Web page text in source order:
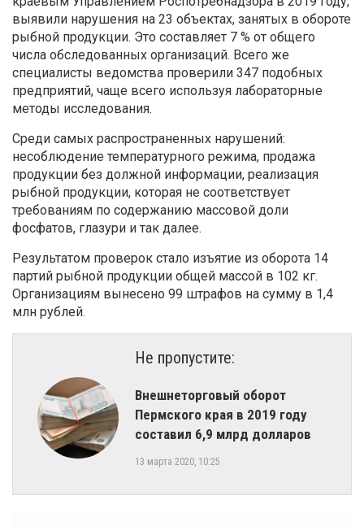
выявили нарушения на 23 объектах, занятых в обороте
рыбной продукции. Это составляет 7 % от общего
числа обследованных организаций. Всего же
специалисты ведомства проверили 347 подобных
предприятий, чаще всего используя лабораторные
методы исследования.
Среди самых распространенных нарушений:
несоблюдение температурного режима, продажа
продукции без должной информации, реализация
рыбной продукции, которая не соответствует
требованиям по содержанию массовой доли
фосфатов, глазури и так далее.
Результатом проверок стало изъятие из оборота 14
партий рыбной продукции общей массой в 102 кг.
Организациям вынесено 99 штрафов на сумму в 1,4
млн рублей.
Не пропустите:
Внешнеторговый оборот
Пермского края в 2019 году
составил 6,9 млрд долларов
13 марта 2020, 10:25